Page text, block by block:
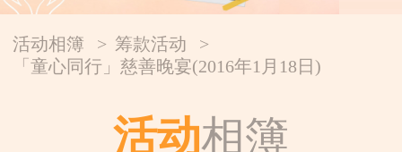
本会服务
活动相簿
报告
活动相簿 > 筹款活动
>
「童心同行」慈善晚宴(2016年1月18日)
活动相簿